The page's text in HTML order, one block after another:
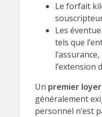
Le forfait
Les
tels que
l’extension
Un premier
généralement
personnel n’est